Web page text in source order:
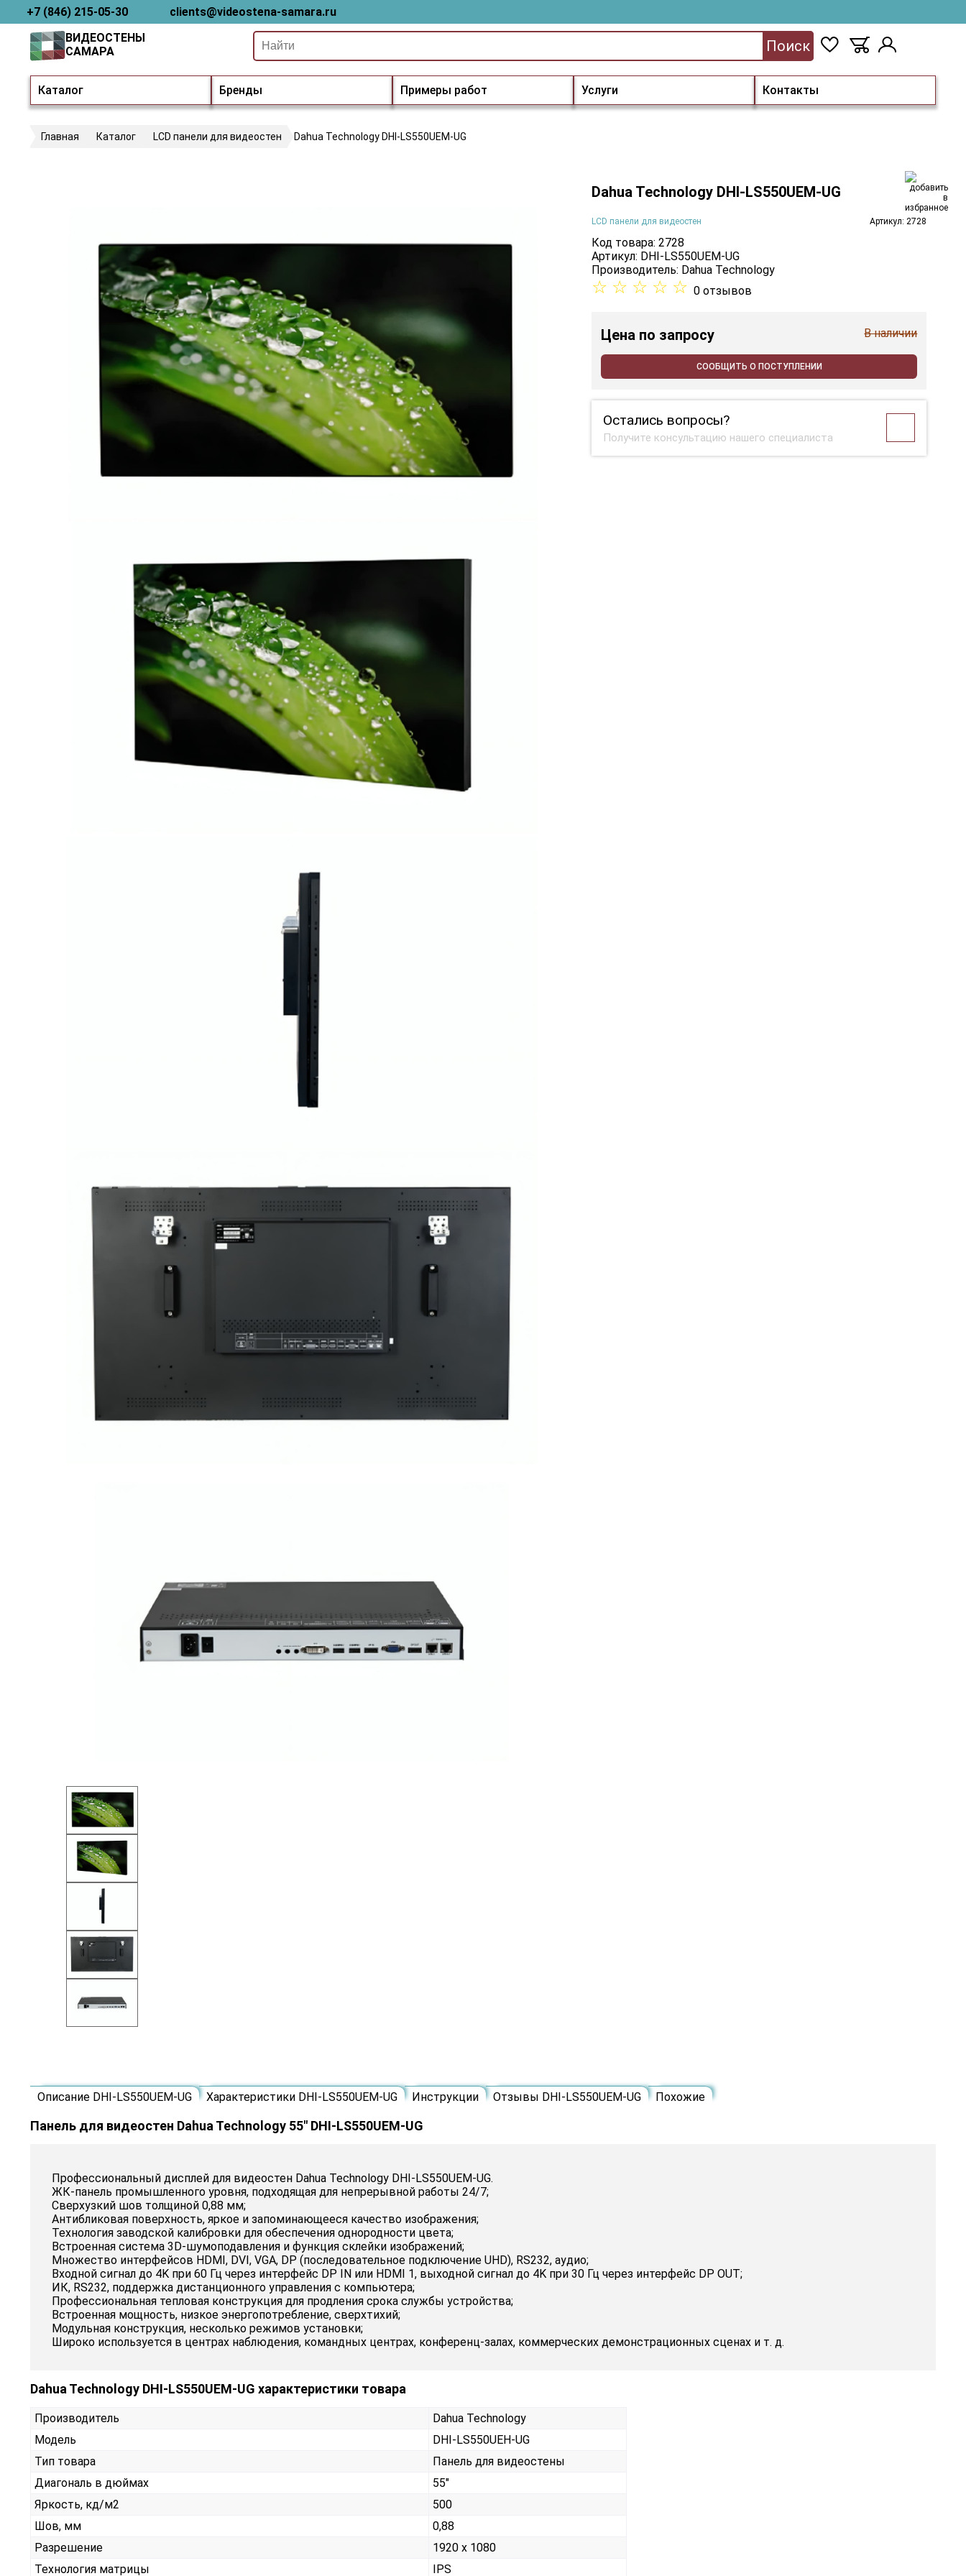
+7 (846) 215-05-30 clients@videostena-samara.ru
Каталог Бренды Примеры работ Услуги Контакты
ВИДЕОСТЕНЫ
САМАРА
Поиск
Главная Каталог LCD панели для видеостен Dahua Technology DHI-LS550UEM-UG
Dahua Technology DHI-LS550UEM-UG
LCD панели для видеостен Артикул: 2728
Код товара: 2728
Артикул: DHI-LS550UEM-UG
Производитель: Dahua Technology
☆ ☆ ☆ ☆ ☆ 0 отзывов
Цена по запросу В наличии
СООБЩИТЬ О ПОСТУПЛЕНИИ
Остались вопросы?
Получите консультацию нашего специалиста
Описание DHI-LS550UEM-UG Характеристики DHI-LS550UEM-UG Инструкции Отзывы DHI-LS550UEM-UG Похожие
Панель для видеостен Dahua Technology 55" DHI-LS550UEM-UG
Профессиональный дисплей для видеостен Dahua Technology DHI-LS550UEM-UG.
ЖК-панель промышленного уровня, подходящая для непрерывной работы 24/7;
Сверхузкий шов толщиной 0,88 мм;
Антибликовая поверхность, яркое и запоминающееся качество изображения;
Технология заводской калибровки для обеспечения однородности цвета;
Встроенная система 3D-шумоподавления и функция склейки изображений;
Множество интерфейсов HDMI, DVI, VGA, DP (последовательное подключение UHD), RS232, аудио;
Входной сигнал до 4K при 60 Гц через интерфейс DP IN или HDMI 1, выходной сигнал до 4K при 30 Гц через интерфейс DP OUT;
ИК, RS232, поддержка дистанционного управления с компьютера;
Профессиональная тепловая конструкция для продления срока службы устройства;
Встроенная мощность, низкое энергопотребление, сверхтихий;
Модульная конструкция, несколько режимов установки;
Широко используется в центрах наблюдения, командных центрах, конференц-залах, коммерческих демонстрационных сценах и т. д.
Dahua Technology DHI-LS550UEM-UG характеристики товара
Производитель
Dahua Technology
Модель
DHI-LS550UEH-UG
Тип товара
Панель для видеостены
Диагональ в дюймах
55"
Яркость, кд/м2
500
Шов, мм
0,88
Разрешение
1920 x 1080
Технология матрицы
IPS